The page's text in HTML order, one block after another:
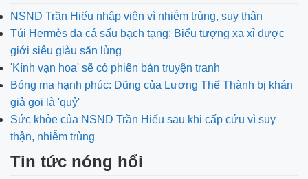
NSND Trần Hiếu nhập viện vì nhiễm trùng, suy thận
Túi Hermès da cá sấu bạch tạng: Biểu tượng xa xỉ được
giới siêu giàu săn lùng
'Kính vạn hoa' sẽ có phiên bản truyện tranh
Bóng ma hạnh phúc: Dũng của Lương Thế Thành bị khán
giả gọi là 'quỷ'
Sức khỏe của NSND Trần Hiếu sau khi cấp cứu vì suy
thận, nhiễm trùng
Tin tức nóng hổi